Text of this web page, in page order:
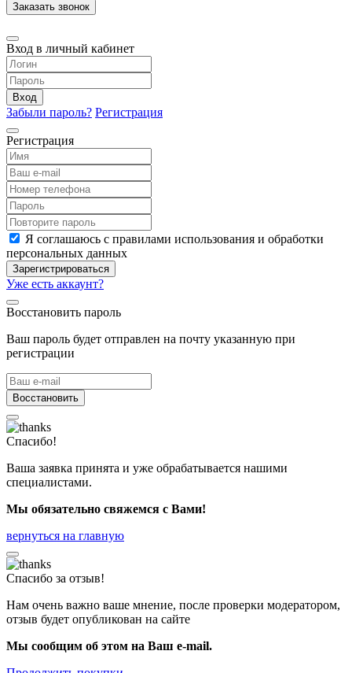
Заказать звонок
Вход в личный кабинет
Вход
Забыли пароль? Регистрация
Регистрация
Я соглашаюсь с правилами использования и обработки
персональных данных
Зарегистрироваться
Уже есть аккаунт?
Восстановить пароль
Ваш пароль будет отправлен на почту указанную при
регистрации
Восстановить
Спасибо!
Ваша заявка принята и уже обрабатывается нашими
специалистами.
Мы обязательно свяжемся с Вами!
вернуться на главную
Спасибо за отзыв!
Нам очень важно ваше мнение, после проверки модератором,
отзыв будет опубликован на сайте
Мы сообщим об этом на Ваш e-mail.